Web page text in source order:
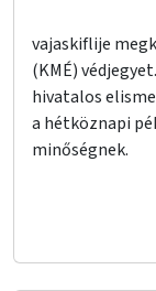
vajaskiflije
(KMÉ)
hivatalos
a hétköznapi
minőségnek.